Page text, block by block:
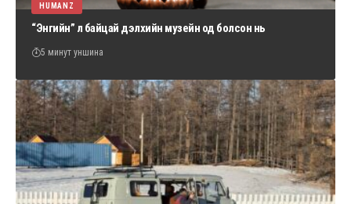
HUMANZ
“Энгийн” л байцай дэлхийн музейн од болсон нь
5 минут уншина